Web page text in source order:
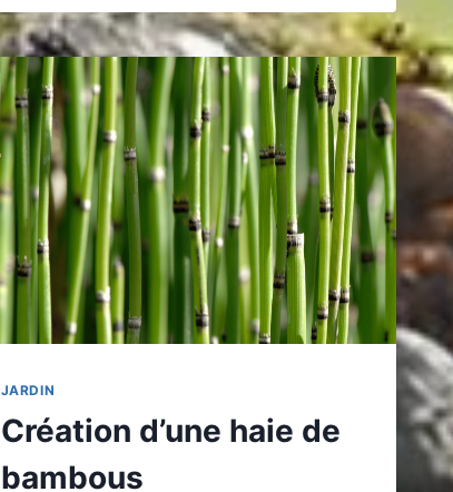
À
SERVICES
SIMPLIFIE
LA
RECHERCHE
DE
PRESTATAIRES
POUR
L’INSTALLATION
DE
PANNEAUX
SOLAIRES
JARDIN
Création d’une haie de
bambous